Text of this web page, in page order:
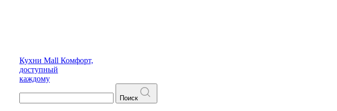
Кухни Mall Комфорт,
доступный
каждому
Поиск